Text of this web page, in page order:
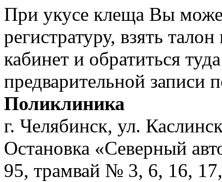
При укусе клеща Вы
регистратуру, взять
кабинет и обратиться
предварительной записи
Поликлиника
г. Челябинск, ул.
Остановка «Северный
95, трамвай № 3, 6, 16,